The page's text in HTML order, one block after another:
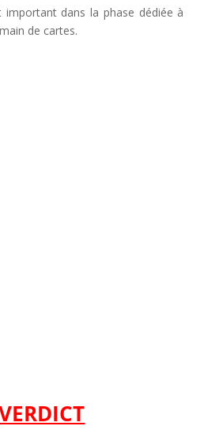
important dans la phase dédiée à
de cartes.